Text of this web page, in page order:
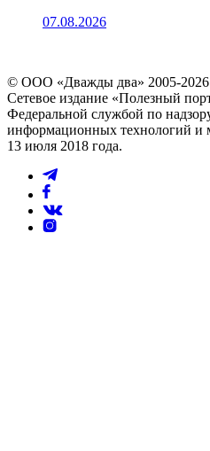
07.08.2026
© ООО «Дважды два» 2005-2026
Сетевое издание «Полезный
Федеральной службой по
информационных технологий и
13 июля 2018 года.